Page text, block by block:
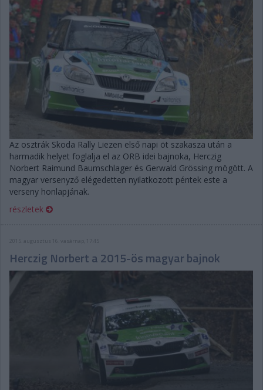
Az osztrák Skoda Rally Liezen első napi öt szakasza után a
harmadik helyet foglalja el az ORB idei bajnoka, Herczig
Norbert Raimund Baumschlager és Gerwald Grössing mögött. A
magyar versenyző elégedetten nyilatkozott péntek este a
verseny honlapjának.
részletek
2015. augusztus 16. vasárnap, 17:45
Herczig Norbert a 2015-ös magyar bajnok